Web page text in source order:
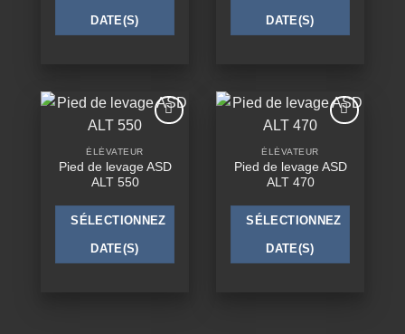
DATE(S) DATE(S)
wishlist
ÉLÉVATEUR
Pied de levage ASD
ALT 550
SÉLECTIONNEZ
DATE(S)
wishlist
ÉLÉVATEUR
Pied de levage ASD
ALT 470
SÉLECTIONNEZ
DATE(S)